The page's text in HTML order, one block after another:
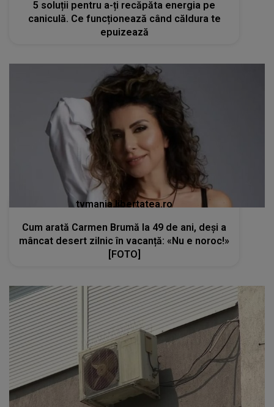
5 soluții pentru a-ți recăpăta energia pe
caniculă. Ce funcționează când căldura te
epuizează
tvmania.libertatea.ro
Cum arată Carmen Brumă la 49 de ani, deși a
mâncat desert zilnic în vacanță: «Nu e noroc!»
[FOTO]